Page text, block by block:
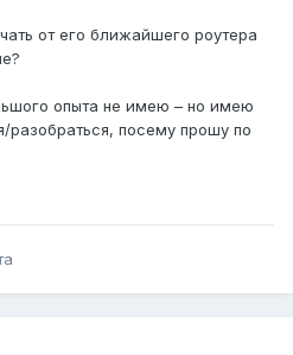
от его ближайшего роутера
опыта не имею – но имею
разобраться, посему прошу по